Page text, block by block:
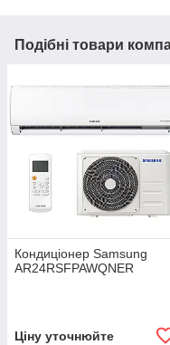
Подібні товари
Кондиціонер Samsung
AR24RSFPAWQNER
Ціну уточнюйте